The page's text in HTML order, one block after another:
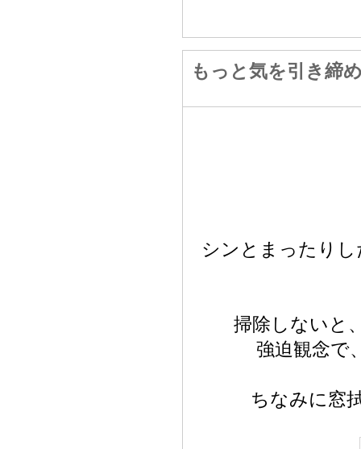
もっと気を引き締
シンとまったり
掃除しないと
強迫観念で
ちなみに窓